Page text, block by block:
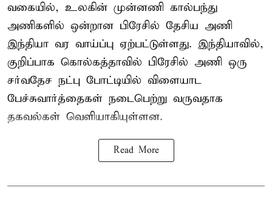
வகையில், உலகின் முன்னணி கால்பந்து
அணிகளில் ஒன்றான பிரேசில் தேசிய அணி
இந்தியா வர வாய்ப்பு ஏற்பட்டுள்ளது. இந்தியாவில்,
குறிப்பாக கொல்கத்தாவில் பிரேசில் அணி ஒரு
சர்வதேச நட்பு போட்டியில் விளையாட
பேச்சுவார்த்தைகள் நடைபெற்று வருவதாக
தகவல்கள் வெளியாகியுள்ளன.
Read More